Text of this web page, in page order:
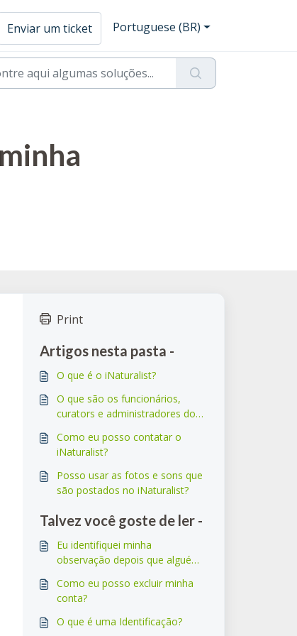
Enviar um ticket Portuguese (BR)
Print
Artigos nesta pasta -
O que é o iNaturalist?
O que são os funcionários,
curators e administradores do
Como eu posso contatar o
iNaturalist?
Posso usar as fotos e sons que
são postados no iNaturalist?
Talvez você goste de ler -
Eu identifiquei minha
observação depois que alguém
superior, então, por que a
observação ficou com o ID de
nível superior?
Como eu posso excluir minha
conta?
O que é uma Identificação?